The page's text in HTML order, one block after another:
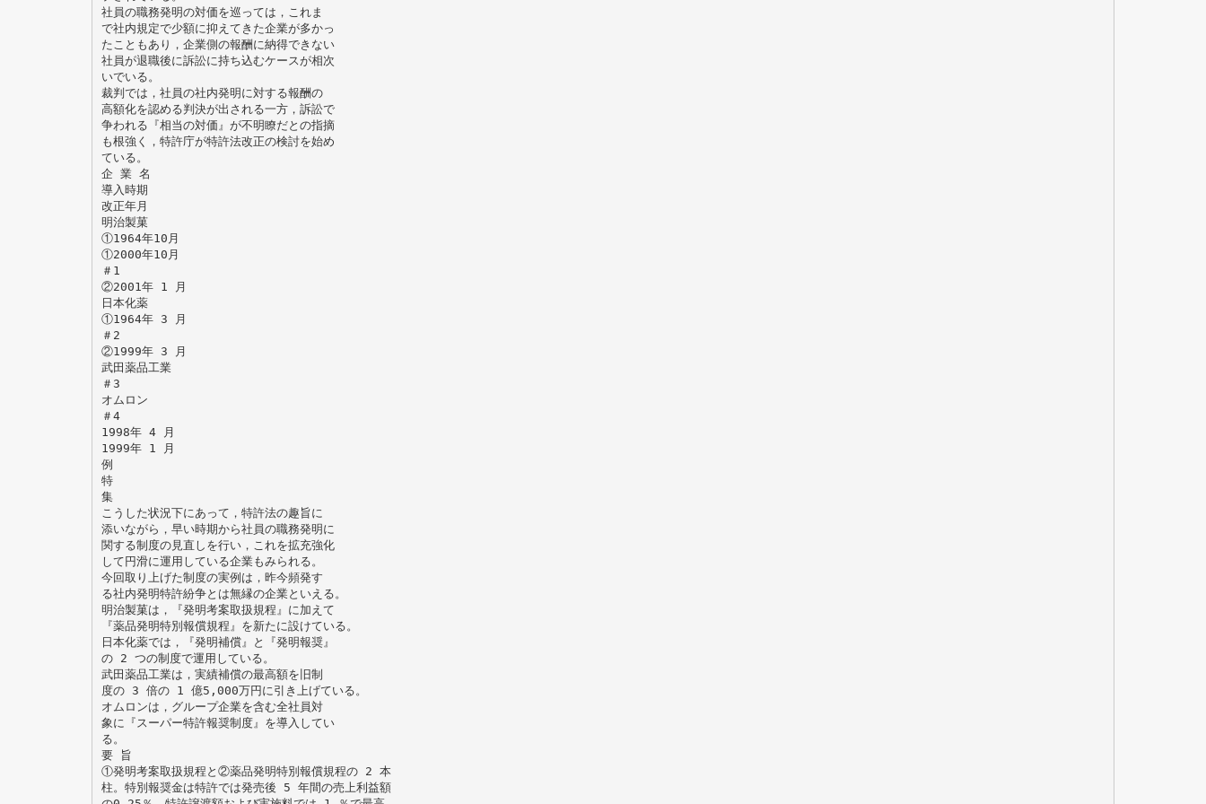
社員の職務発明の対価を巡っては，これま
で社内規定で少額に抑えてきた企業が多かっ
たこともあり，企業側の報酬に納得できない
社員が退職後に訴訟に持ち込むケースが相次
いでいる。
裁判では，社員の社内発明に対する報酬の
高額化を認める判決が出される一方，訴訟で
争われる『相当の対価』が不明瞭だとの指摘
も根強く，特許庁が特許法改正の検討を始め
ている。
企 業 名
導入時期
改正年月
明治製菓
①1964年10月
①2000年10月
＃1
②2001年 1 月
日本化薬
①1964年 3 月
＃2
②1999年 3 月
武田薬品工業
＃3
オムロン
＃4
1998年 4 月
1999年 1 月
例
特
集
こうした状況下にあって，特許法の趣旨に
添いながら，早い時期から社員の職務発明に
関する制度の見直しを行い，これを拡充強化
して円滑に運用している企業もみられる。
今回取り上げた制度の実例は，昨今頻発す
る社内発明特許紛争とは無縁の企業といえる。
明治製菓は，『発明考案取扱規程』に加えて
『薬品発明特別報償規程』を新たに設けている。
日本化薬では，『発明補償』と『発明報奨』
の 2 つの制度で運用している。
武田薬品工業は，実績補償の最高額を旧制
度の 3 倍の 1 億5,000万円に引き上げている。
オムロンは，グループ企業を含む全社員対
象に『スーパー特許報奨制度』を導入してい
る。
要 旨
①発明考案取扱規程と②薬品発明特別報償規程の 2 本
柱。特別報奨金は特許では発売後 5 年間の売上利益額